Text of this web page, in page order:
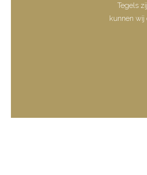
Tegels
kunnen wij